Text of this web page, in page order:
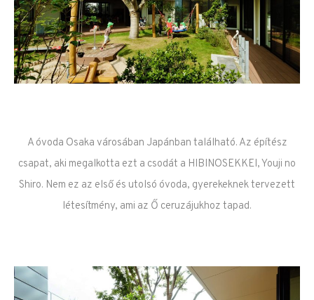
A óvoda Osaka városában Japánban található. Az építész
csapat, aki megalkotta ezt a csodát a HIBINOSEKKEI, Youji no
Shiro. Nem ez az első és utolsó óvoda, gyerekeknek tervezett
létesítmény, ami az Ő ceruzájukhoz tapad.